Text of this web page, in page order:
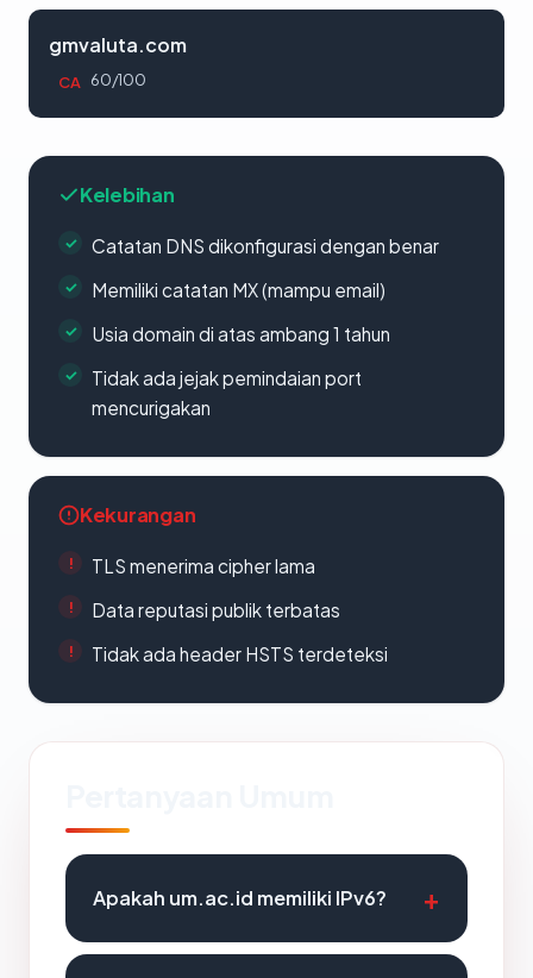
gmvaluta.com
CA 60/100
Kelebihan
Catatan DNS dikonfigurasi dengan benar
Memiliki catatan MX (mampu email)
Usia domain di atas ambang 1 tahun
Tidak ada jejak pemindaian port
mencurigakan
Kekurangan
TLS menerima cipher lama
Data reputasi publik terbatas
Tidak ada header HSTS terdeteksi
Apakah um.ac.id memiliki IPv6?